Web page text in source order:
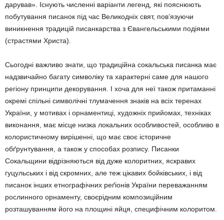
дарував». Існують численні варіанти легенд, які пояснюють
побутування писанок під час Великодніх свят, пов’язуючи
виникнення традицій писанкарства з Євангельськими подіями
(страстями Христа).
Сьогодні важливо знати, що традиційна сокальська писанка має
надзвичайно багату символіку та характерні саме для нашого
регіону принципи декорування. І хоча для неї також притаманні
окремі спільні символічні тлумачення знаків на всіх теренах
України, у мотивах і орнаментиці, художніх прийомах, техніках
виконання, має місце низка локальних особливостей, особливо в
колористичному вирішенні, що має своє історичне
обґрунтування, а також у способах розпису. Писанки
Сокальщини відрізняються від дуже колоритних, яскравих
гуцульських і від скромних, але теж цікавих бойківських, і від
писанок інших етнографічних реґіонів України переважанням
рослинного орнаменту, своєрідним композиційним
розташуванням його на площині яйця, специфічним колоритом.